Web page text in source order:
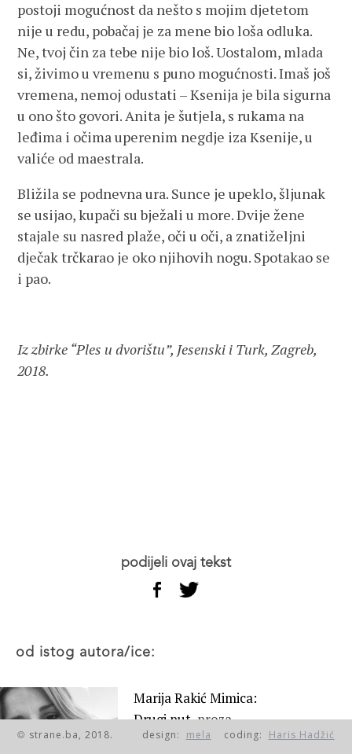
postoji mogućnost da nešto s mojim djetetom
nije u redu, pobačaj je za mene bio loša odluka.
Ne, tvoj čin za tebe nije bio loš. Uostalom, mlada
si, živimo u vremenu s puno mogućnosti. Imaš još
vremena, nemoj odustati – Ksenija je bila sigurna
u ono što govori. Anita je šutjela, s rukama na
leđima i očima uperenim negdje iza Ksenije, u
valiće od maestrala.
Bližila se podnevna ura. Sunce je upeklo, šljunak
se usijao, kupači su bježali u more. Dvije žene
stajale su nasred plaže, oči u oči, a znatiželjni
dječak trčkarao je oko njihovih nogu. Spotakao se
i pao.
Iz zbirke “Ples u dvorištu”, Jesenski i Turk, Zagreb,
2018.
podijeli ovaj tekst
od istog autora/ice:
Marija Rakić Mimica:
Drugi put,proza
© strane.ba, 2018. design: mela coding: Haris Hadžić